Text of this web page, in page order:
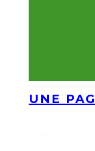
UNE